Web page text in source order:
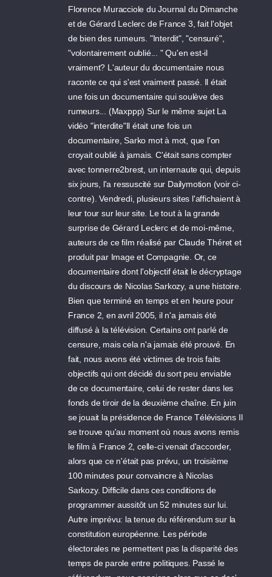
Florence Muracciole du Journal du Dimanche
et de Gérard Leclerc de France 3, fait l'objet
de bien des rumeurs. "Interdit", "censuré",
"volontairement oublié... " Qu'en est-il
vraiment? L'auteur du documentaire nous
raconte ce qui s'est vraiment passé. Il était
une fois un documentaire qui soulève des
rumeurs... (Maxppp) Sur le même sujet La
vidéo "interdite"Il était une fois un
documentaire, Sarko mot à mot, que l'on
croyait oublié à jamais. C'était sans compter
avec tonnerre2brest, un internaute qui, depuis
six jours, l'a ressuscité sur Dailymotion (voir ci-
contre). Vendredi, plusieurs sites l'affichaient à
leur tour sur leur site. Le tout à la grande
surprise de Gérard Leclerc et de moi-même,
auteurs de ce film réalisé par Claude Théret et
produit par Image et Compagnie. Or, ce
documentaire dont l'objectif était le décryptage
du discours de Nicolas Sarkozy, a une histoire.
Bien que terminé en temps et en heure pour
France 2, en avril 2005, il n'a jamais été
diffusé à la télévision. Certains ont parlé de
censure, mais cela n'a jamais été prouvé. En
fait, nous avons été victimes de trois faits
objectifs qui ont décidé du sort peu enviable
de ce documentaire, celui de rester dans les
fonds de tiroir de la deuxième chaîne. En juin
se jouait la présidence de France Télévisions Il
se trouve qu'au moment où nous avons remis
le film à France 2, celle-ci venait d'accorder,
alors que ce n'était pas prévu, un troisième
100 minutes pour convaincre à Nicolas
Sarkozy. Difficile dans ces conditions de
programmer aussitôt un 52 minutes sur lui.
Autre imprévu: la tenue du référendum sur la
constitution européenne. Les période
électorales ne permettent pas la disparité des
temps de parole entre politiques. Passé le